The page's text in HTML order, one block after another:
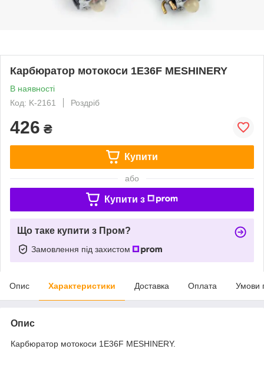
Карбюратор мотокоси 1E36F MESHINERY
В наявності
Код: K-2161
Роздріб
426 ₴
Купити
або
Купити з
Що таке купити з Пром?
Замовлення під захистом
Опис Характеристики Доставка Оплата Умови
Опис
Карбюратор мотокоси 1E36F MESHINERY.